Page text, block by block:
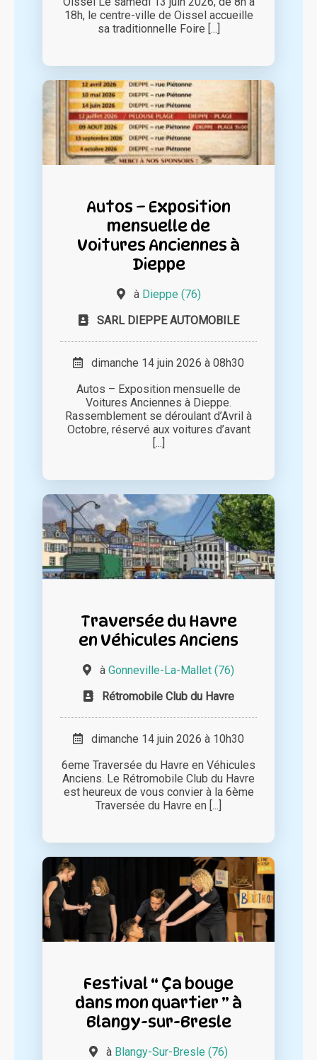
18h, le centre-ville de Oissel accueille
sa traditionnelle Foire [...]
Autos – Exposition
mensuelle de
Voitures Anciennes à
Dieppe
à Dieppe (76)
SARL DIEPPE AUTOMOBILE
dimanche 14 juin 2026 à 08h30
Autos – Exposition mensuelle de
Voitures Anciennes à Dieppe.
Rassemblement se déroulant d’Avril à
Octobre, réservé aux voitures d’avant
[...]
Traversée du Havre
en Véhicules Anciens
à Gonneville-La-Mallet (76)
Rétromobile Club du Havre
dimanche 14 juin 2026 à 10h30
6eme Traversée du Havre en Véhicules
Anciens. Le Rétromobile Club du Havre
est heureux de vous convier à la 6ème
Traversée du Havre en [...]
Festival “ Ça bouge
dans mon quartier ” à
Blangy-sur-Bresle
à Blangy-Sur-Bresle (76)